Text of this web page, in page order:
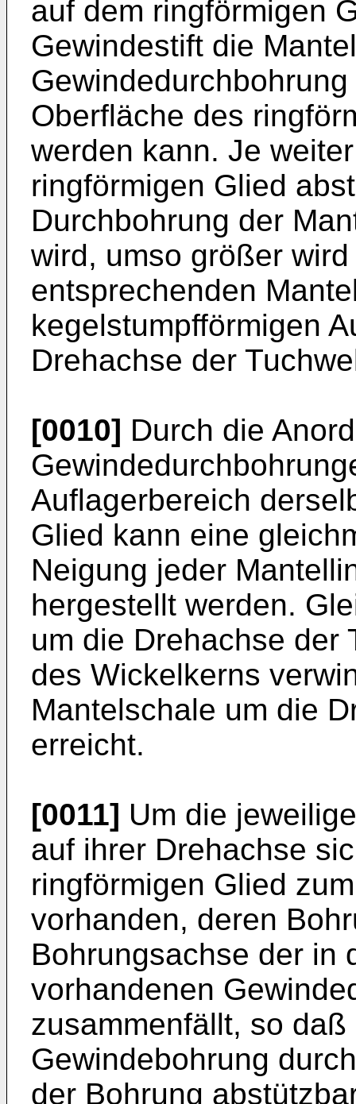
auf dem ringförmigen
Gewindestift die
Oberfläche des
werden kann. Je
ringförmigen Glied
Durchbohrung der
wird, umso größer
entsprechenden
kegelstumpfförmigen
Drehachse der
[0010] Durch die
Auflagerbereich
Glied kann eine
Neigung jeder
hergestellt werden.
um die Drehachse der
des Wickelkerns
Mantelschale um die
erreicht.
[0011] Um die
auf ihrer Drehachse
ringförmigen Glied
vorhanden, deren
Bohrungsachse der in
vorhandenen
zusammenfällt, so
Gewindebohrung
der Bohrung